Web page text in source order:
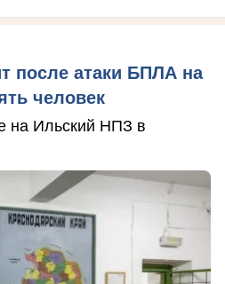
после атаки БПЛА на
человек
на Ильский НПЗ в